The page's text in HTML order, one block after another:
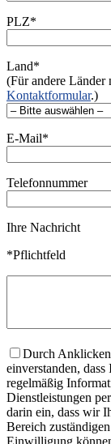
PLZ*
Land*
(Für andere Länder
Kontaktformular.)
E-Mail*
Telefonnummer
Ihre Nachricht
*Pflichtfeld
Durch
einverstanden,
regelmäßig
Dienstleistungen
darin ein, dass wir
Bereich
Einwilligung